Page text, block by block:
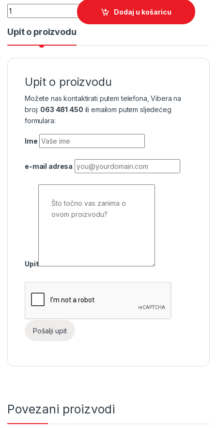
Quantity
Dodaj u košaricu
Upit o proizvodu
Upit o proizvodu
Možete nas kontaktirati putem telefona, Vibera na
broj: 063 481 450 ili emailom putem sljedećeg
formulara:
Ime
e-mail adresa
Upit
Povezani proizvodi